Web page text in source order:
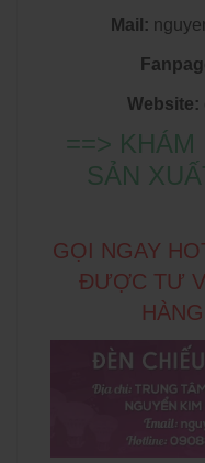
Mail:
Website:
==> KHÁM
SẢN
GỌI NGAY
ĐƯỢC TƯ